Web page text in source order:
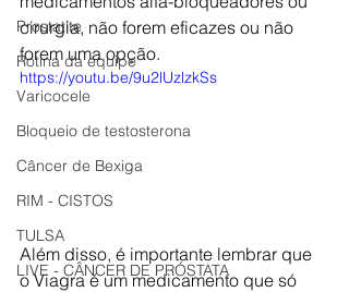
Prostatite
Rotina da equipe
Varicocele
Bloqueio de testosterona
Câncer de Bexiga
RIM - CISTOS
TULSA
LIVE - CÂNCER DE PRÓSTATA
cirurgia, não forem eficazes ou não
forem uma opção.
https://youtu.be/9u2lUzlzkSs
Além disso, é importante lembrar que
o Viagra é um medicamento que só